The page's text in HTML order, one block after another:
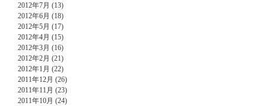
2012年7月 (13)
2012年6月 (18)
2012年5月 (17)
2012年4月 (15)
2012年3月 (16)
2012年2月 (21)
2012年1月 (22)
2011年12月 (26)
2011年11月 (23)
2011年10月 (24)